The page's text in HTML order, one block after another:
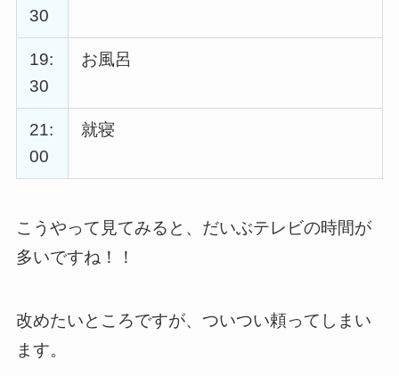
30
19:
30
お風呂
21:
00
就寝
こうやって見てみると、だいぶテレビの時間が
多いですね！！
改めたいところですが、ついつい頼ってしまい
ます。